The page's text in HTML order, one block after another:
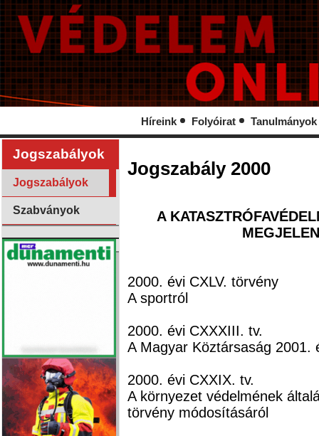
Híreink Folyóirat Tanulmányok
Jogszabályok
Jogszabályok
Szabványok
Jogszabály 2000
A
2000. évi CXLV. törvény
A sportról
2000. évi CXXXIII. tv.
A Magyar Köztársaság 2001.
2000. évi CXXIX. tv.
A környezet védelmének
törvény módosításáról